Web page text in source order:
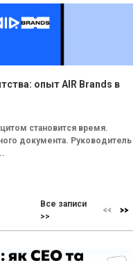
опыт AIR Brands в
становится время.
документа. Руководитель
Все записи
>>